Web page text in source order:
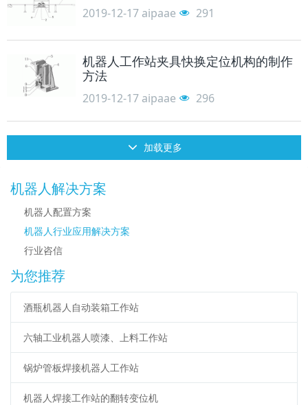
2019-12-17 aipaae 291
机器人工作站夹具快换定位机构的制作
方法
2019-12-17 aipaae 296
加载更多
机器人解决方案
机器人配置方案
机器人行业应用解决方案
行业咨信
为您推荐
酒瓶机器人自动装箱工作站
六轴工业机器人喷漆、上料工作站
锅炉管板焊接机器人工作站
机器人焊接工作站的翻转变位机